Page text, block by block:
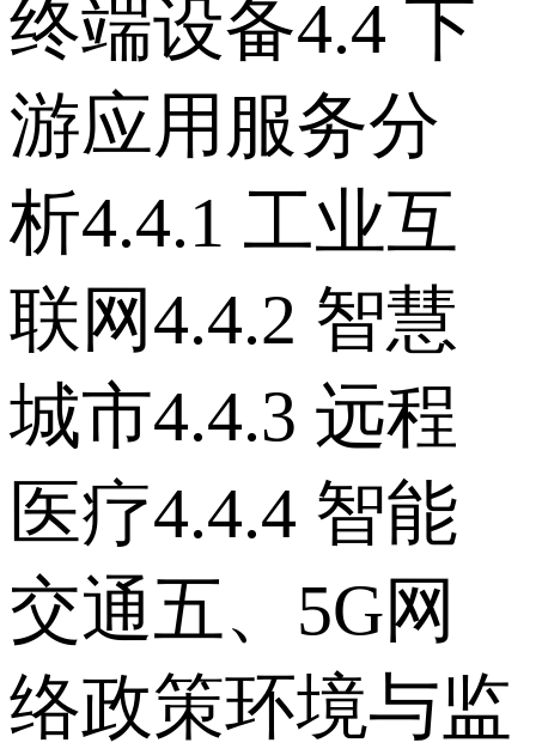
终端设备 4.4 下
游应用服务分
析 4.4.1 工业互
联网 4.4.2 智慧
城市 4.4.3 远程
医疗 4.4.4 智能
交通 五、5G网
络政策环境与监